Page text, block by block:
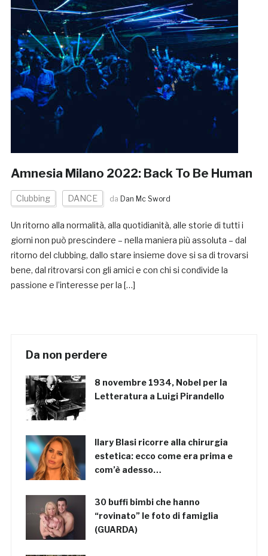
Amnesia Milano 2022: Back To Be Human
Clubbing DANCE da Dan Mc Sword
Un ritorno alla normalità, alla quotidianità, alle storie di tutti i
giorni non può prescindere – nella maniera più assoluta – dal
ritorno del clubbing, dallo stare insieme dove si sa di trovarsi
bene, dal ritrovarsi con gli amici e con chi si condivide la
passione e l’interesse per la […]
Da non perdere
8 novembre 1934, Nobel per la
Letteratura a Luigi Pirandello
Ilary Blasi ricorre alla chirurgia
estetica: ecco come era prima e
com’è adesso…
30 buffi bimbi che hanno
“rovinato” le foto di famiglia
(GUARDA)